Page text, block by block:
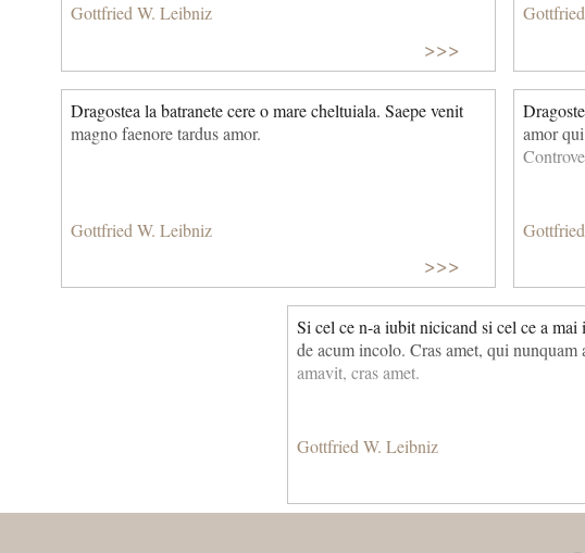
Gottfried W. Leibniz
>>>
Dragostea la batranete cere o mare cheltuiala. Saepe venit
magno faenore tardus amor.
Gottfried W. Leibniz
>>>
amor
Si cel ce n-a iubit nicicand si cel ce a mai
de acum incolo. Cras amet, qui
amavit, cras amet.
Gottfried W. Leibniz